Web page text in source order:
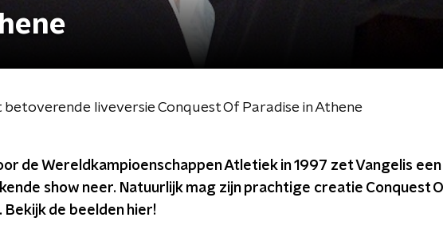
betoverende liveversie Conquest Of Paradise in Athene
de Wereldkampioenschappen Atletiek in 1997 zet Vangelis een
show neer. Natuurlijk mag zijn prachtige creatie Conquest
Bekijk de beelden hier!